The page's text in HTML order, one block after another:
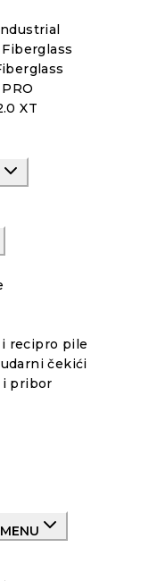
XT
i recipro pile
čekići
i pribor